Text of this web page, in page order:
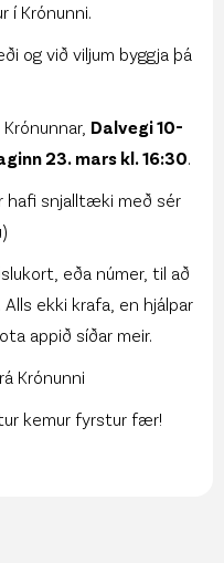
í Krónunni.
og við viljum byggja þá
Dalvegi 10-
23. mars kl. 16:30.
snjalltæki með sér
eða númer, til að
ekki krafa, en hjálpar
appið síðar meir.
Krónunni
kemur fyrstur fær!